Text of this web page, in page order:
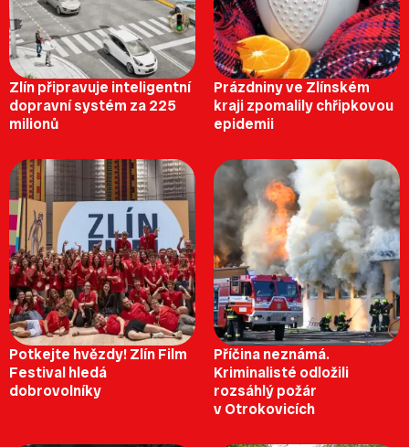
Zlín připravuje inteligentní
dopravní systém za 225
milionů
Prázdniny ve Zlínském
kraji zpomalily chřipkovou
epidemii
Potkejte hvězdy! Zlín Film
Festival hledá
dobrovolníky
Příčina neznámá.
Kriminalisté odložili
rozsáhlý požár
v Otrokovicích